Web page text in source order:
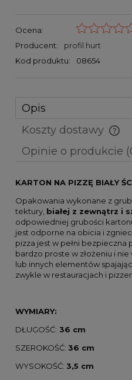
Ocena:
Producent:
profil hurt
Kod produktu:
08654
Opis
Koszty dostawy
Cena nie zawiera
Opinie o produkcie
KARTON NA PIZZĘ BIAŁY
Opakowania wykonane z
tektury, białej z zewnątrz i
odpowiedniej grubości
jest odporne na obicia i
pizza jest w pełni bezpieczna
bardzo proste w złożeniu i
lub innych elementów
zwykle w restauracjach i
WYMIARY:
DŁUGOŚĆ: 36 cm
SZEROKOŚĆ: 36 cm
WYSOKOŚĆ: 3,5 cm